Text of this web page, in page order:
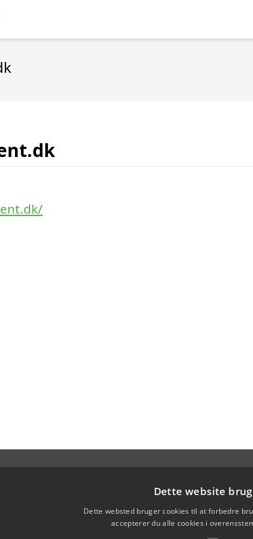
Dette website
Dette websted bruger cookies til at forbedre
accepterer du alle cookies i